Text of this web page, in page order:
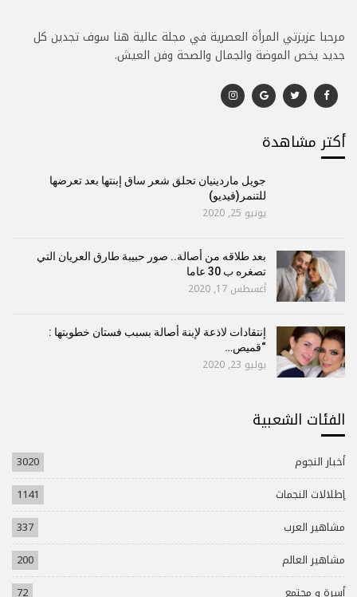
مرحبا عزيزتي المرأة العصرية في مجلة عالية هنا سوف تجدين كل
جديد يخص الموضة والجمال والصحة وفن العيش.
أكتر مشاهدة
جويل ماردينيان تحلق شعر ساق إبنتها بعد تعرضها
للتنمر(فيديو)
يونيو 25, 2020
بعد طلاقه من أصالة.. صور حبيبة طارق العريان التي
تصغره ب 30 عاما
أغسطس 17, 2020
إنتقادات لاذعة لإبنة أصالة بسبب فستان خطوبتها :
“قميص…
يوليو 23, 2020
الفئات الشعبية
أخبار النجوم
3020
إطلالات النجمات
1141
مشاهير العرب
337
مشاهير العالم
200
أسرة و مجتمع
72